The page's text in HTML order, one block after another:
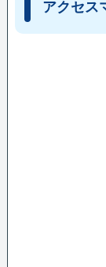
アクセス